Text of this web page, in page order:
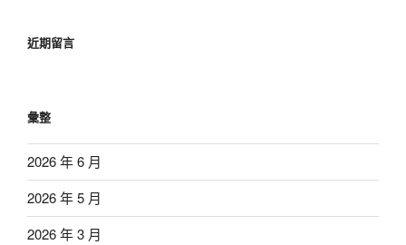
近期留言
彙整
2026 年 6 月
2026 年 5 月
2026 年 3 月